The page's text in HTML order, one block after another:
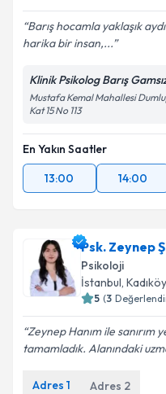
Barış hocamla yaklaşık
harika bir insan,...
Klinik Psikolog Barış
Mustafa Kemal Mahallesi
Kat 15 No 113
En Yakın Saatler
13:00
14:00
Psk. Zeynep
Psikoloji
İstanbul, Kadıköy
5 (3
Zeynep Hanım ile sanırım
tamamladık. Alanındaki
Adres 1 Adres 2